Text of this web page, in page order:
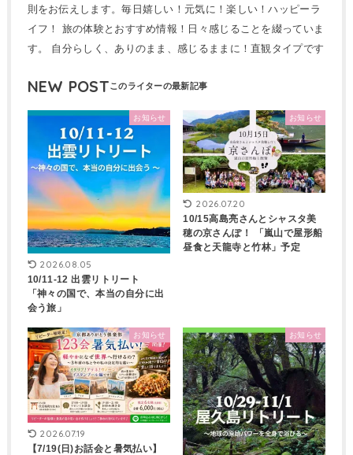
則をお伝えします。毎日嬉しい！元気に！楽しい！ハッピーラ
イフ！ 旅の体験とおすすめ情報！日々感じることを綴っていま
す。 自分らしく、ありのまま、感じるままに！直観タイプです
NEW POST
お知らせ
2026.08.05
10/11-12 出雲リトリート
「神々の国で、本当の自分に出
会う旅」
お知らせ
2026.07.20
10/15高島亮さんとシャスタ美
穂の京さんぽ！ 「嵐山で屋形船
昼食と天龍寺と竹林」予定
お知らせ
2026.07.19
【7/19(日)お話会と暑気払い】
お知らせ